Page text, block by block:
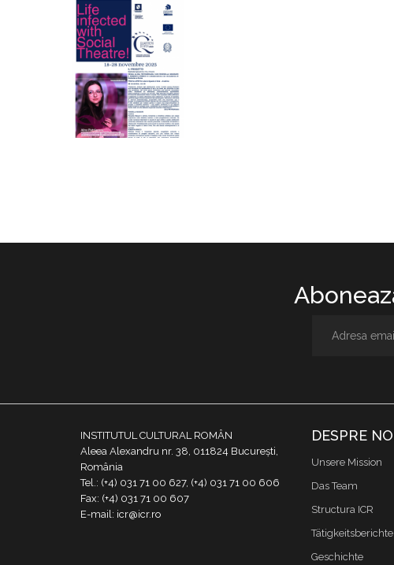
INSTITUTUL CULTURAL ROMÂN
Aleea Alexandru nr. 38, 011824 București,
România
Tel.: (+4) 031 71 00 627, (+4) 031 71 00 606
Fax: (+4) 031 71 00 607
E-mail: icr@icr.ro
DESPRE
Unsere Mission
Das Team
Structura ICR
Tätigkeitsberichte
Geschichte